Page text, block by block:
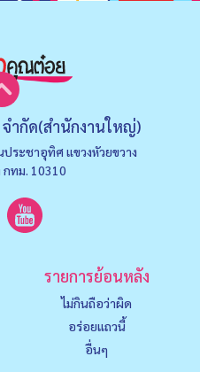
ำกัด(สำนักงานใหญ่)
ระชาอุทิศ แขวงหัวยขวาง
กทม. 10310
รายการย้อนหลัง
ไม่กินถือว่าผิด
อร่อยแถวนี้
อื่นๆ